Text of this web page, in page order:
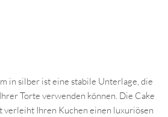
in silber ist eine stabile Unterlage, die
Torte verwenden können. Die Cake
verleiht Ihren Kuchen einen luxuriösen